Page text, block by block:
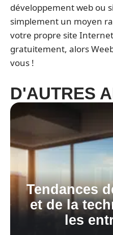
développement web ou
simplement un moyen
votre propre site
gratuitement, alors
vous !
D'AUTRES
Tendances
et de la
les